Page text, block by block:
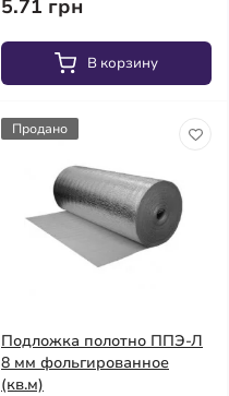
5.71 грн
В корзину
Продано
Подложка полотно ППЭ-Л
8 мм фольгированное
(кв.м)